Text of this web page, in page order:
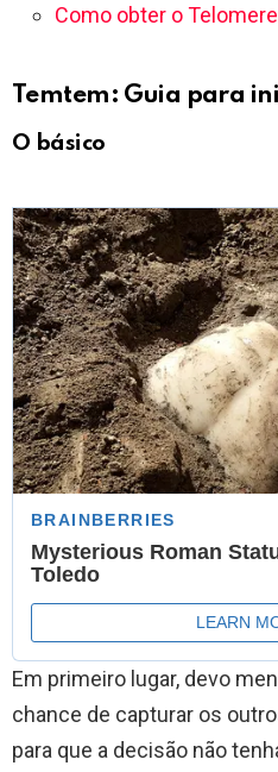
Como obter o
Temtem: Guia para
O básico
Em primeiro lugar, devo
chance de capturar os
para que a decisão não